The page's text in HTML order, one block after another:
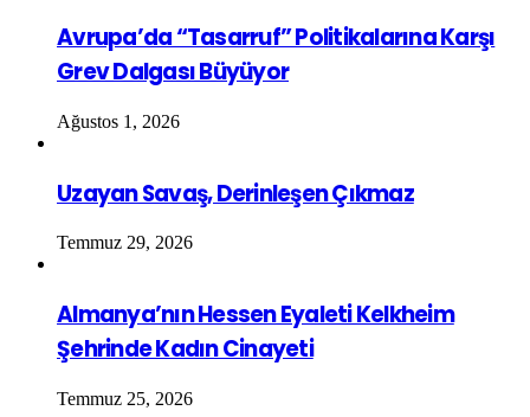
Avrupa’da “Tasarruf” Politikalarına Karşı
Grev Dalgası Büyüyor
Ağustos 1, 2026
Uzayan Savaş, Derinleşen Çıkmaz
Temmuz 29, 2026
Almanya’nın Hessen Eyaleti Kelkheim
Şehrinde Kadın Cinayeti
Temmuz 25, 2026